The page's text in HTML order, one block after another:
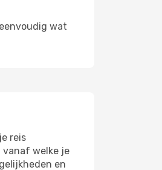
wat
reis
vanaf welke je
en